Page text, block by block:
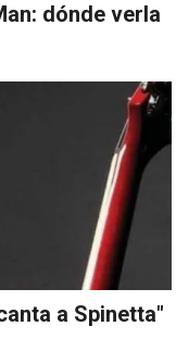
dónde verla
a Spinetta"